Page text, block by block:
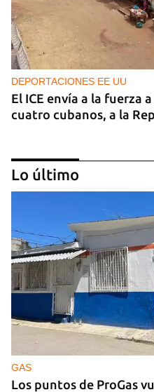
DEPORTACIONES EE UU
El ICE envía a la fuerza
cuatro cubanos, a la
GUERRA
Ucrania ataca otro
ruso, esta vez en los
Lo último
GAS
Los puntos de ProGas